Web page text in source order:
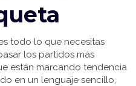
todo lo que necesitas
los partidos más
están marcando tendencia
en un lenguaje sencillo,